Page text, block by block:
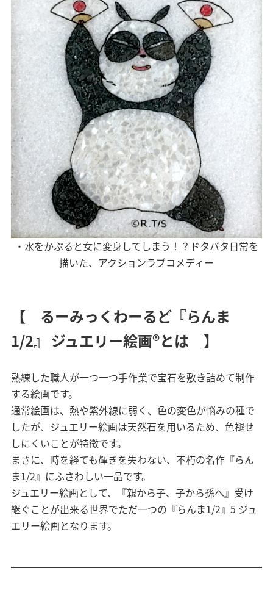
・水をかぶると女に変身してしまう！？ドタバタ日常を
描いた、アクションラブコメディー
【 るーみっくわーるど『らんま
1/2』 ジュエリー絵画®とは 】
熟練した職人が一つ一つ手作業で宝石を敷き詰めて制作
する絵画です。
通常絵画は、熱や紫外線に弱く、色の変色が悩みの種で
したが、ジュエリー絵画は天然石を用いるため、色褪せ
しにくいことが特徴です。
まさに、時を経ても輝きを失わない、不朽の名作『らん
ま1/2』にふさわしい一品です。
ジュエリー絵画として、『親から子、子から孫へ』受け
継ぐことが出来る世界でただ一つの『らんま1/2』5 ジュ
エリー絵画となります。